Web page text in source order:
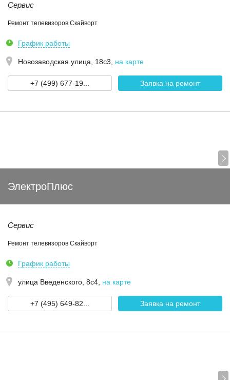
Сервис
Ремонт телевизоров Скайворт
График работы
Новозаводская улица, 18с3 на карте
+7 (499) 677-19... Заявка на ремонт
ЭлектроПлюс
Сервис
Ремонт телевизоров Скайворт
График работы
улица Введенского, 8с4 на карте
+7 (495) 649-82... Заявка на ремонт